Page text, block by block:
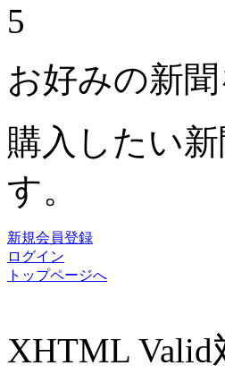
5
お好みの新
購入したい
す。
新規会員登録
ログイン
トップページへ
XHTML Valid